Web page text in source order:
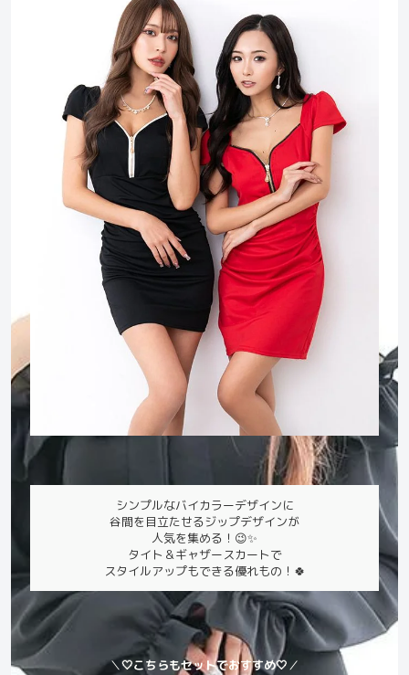
シンプルなバイカラーデザインに
谷間を目立たせるジップデザインが
人気を集める！😉✨
タイト＆ギャザースカートで
スタイルアップもできる優れもの！🍀
＼🤍こちらもセットでおすすめ🤍／